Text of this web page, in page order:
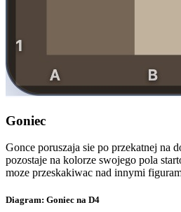
Goniec
Gonce poruszaja sie po przekatnej na
pozostaje na kolorze swojego pola
moze przeskakiwac nad innymi
Diagram: Goniec na D4